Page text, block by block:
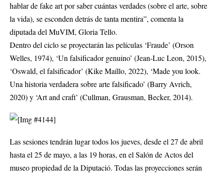
hablar de fake art por saber cuántas verdades (sobre el arte, sobre
la vida), se esconden detrás de tanta mentira”, comenta la
diputada del MuVIM, Gloria Tello.
Dentro del ciclo se proyectarán las películas ‘Fraude’ (Orson
Welles, 1974), ‘Un falsificador genuino’ (Jean-Luc Leon, 2015),
‘Oswald, el falsificador’ (Kike Maíllo, 2022), ‘Made you look.
Una historia verdadera sobre arte falsificado’ (Barry Avrich,
2020) y ‘Art and craft’ (Cullman, Grausman, Becker, 2014).
Las sesiones tendrán lugar todos los jueves, desde el 27 de abril
hasta el 25 de mayo, a las 19 horas, en el Salón de Actos del
museo propiedad de la Diputació. Todas las proyecciones serán